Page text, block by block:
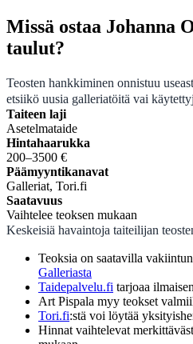
Missä ostaa Johanna
taulut?
Teosten hankkiminen onnistuu
etsiikö uusia galleriatöitä vai
Taiteen laji
Asetelmataide
Hintahaarukka
200–3500 €
Päämyyntikanavat
Galleriat, Tori.fi
Saatavuus
Vaihtelee teoksen mukaan
Keskeisiä havaintoja taiteilijan
Teoksia on saatavilla
Galleriasta
Taidepalvelu.fi tarjoaa
Art Pispala myy teokset
Tori.fi:stä voi löytää
Hinnat vaihtelevat